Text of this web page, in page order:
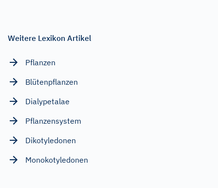
Weitere Lexikon Artikel
Pflanzen
Blütenpflanzen
Dialypetalae
Pflanzensystem
Dikotyledonen
Monokotyledonen